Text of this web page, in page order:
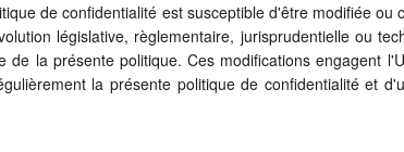
de confidentialité est susceptible d'être modifiée
législative, règlementaire, jurisprudentielle ou
de la présente politique. Ces modifications engagent
la présente politique de confidentialité et